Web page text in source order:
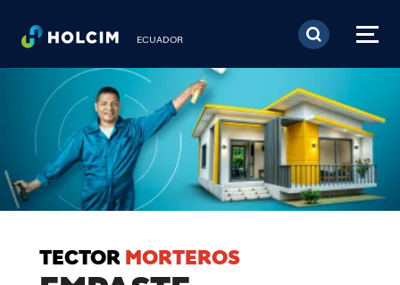
Pasar al contenido
ECUADOR
TECTOR MORTEROS